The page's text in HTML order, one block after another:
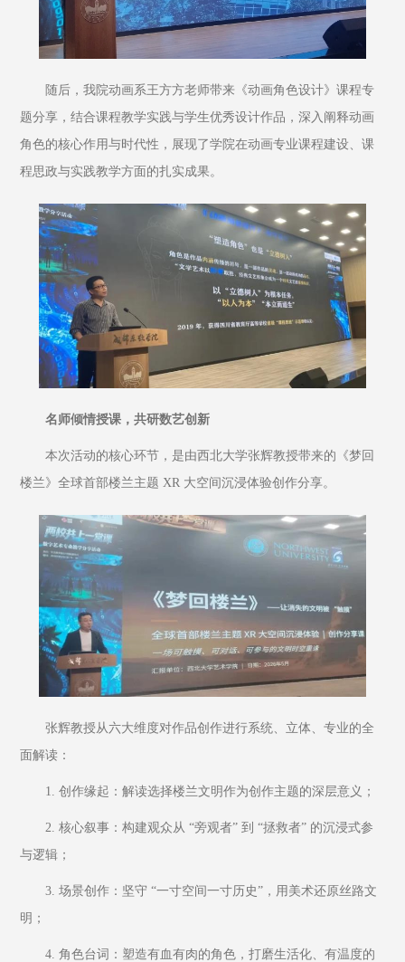
随后，我院动画系王方方老师带来《动画角色设计》课程专
题分享，结合课程教学实践与学生优秀设计作品，深入阐释动画
角色的核心作用与时代性，展现了学院在动画专业课程建设、课
程思政与实践教学方面的扎实成果。
名师倾情授课，共研数艺创新
本次活动的核心环节，是由西北大学张辉教授带来的《梦回
楼兰》全球首部楼兰主题 XR 大空间沉浸体验创作分享。
张辉教授从六大维度对作品创作进行系统、立体、专业的全
面解读：
1. 创作缘起：解读选择楼兰文明作为创作主题的深层意义；
2. 核心叙事：构建观众从 “旁观者” 到 “拯救者” 的沉浸式参
与逻辑；
3. 场景创作：坚守 “一寸空间一寸历史”，用美术还原丝路文
明；
4. 角色台词：塑造有血有肉的角色，打磨生活化、有温度的